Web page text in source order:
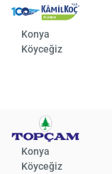
Konya
Köyceğiz
Konya
Köyceğiz